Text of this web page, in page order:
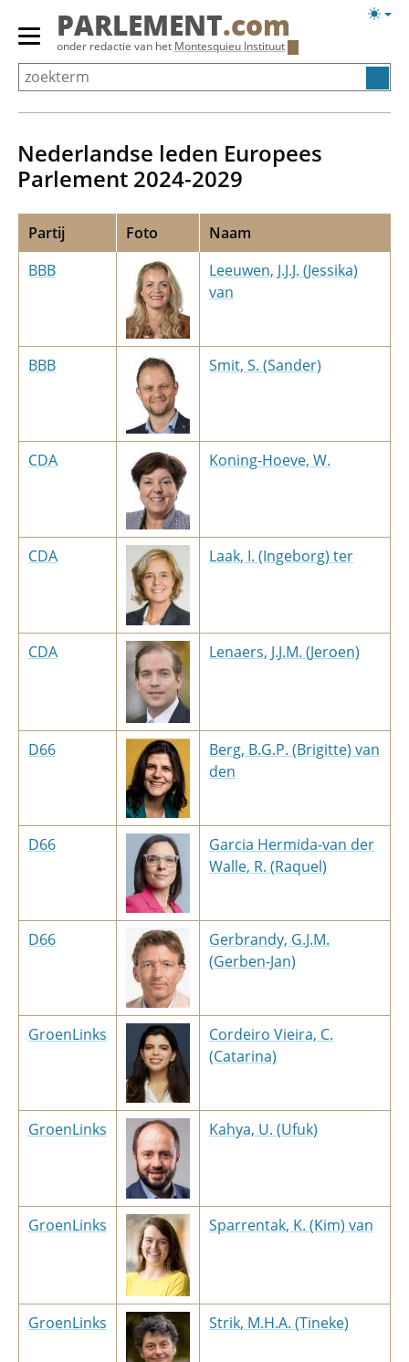
Overslaan
Primair
menu
tonen/verbergen
PARLEMENT.com
onder redactie van het Montesquieu Instituut
Nederlandse leden Europees
Parlement 2024-2029
Partij Foto
Naam
BBB
Leeuwen, J.J.J. (Jessika)
van
BBB Smit, S. (Sander)
CDA Koning-Hoeve, W.
CDA Laak, I. (Ingeborg) ter
CDA Lenaers, J.J.M. (Jeroen)
D66
Berg, B.G.P. (Brigitte) van
den
D66
Garcia Hermida-van der
Walle, R. (Raquel)
D66
Gerbrandy, G.J.M.
(Gerben-Jan)
GroenLinks
Cordeiro Vieira, C.
(Catarina)
GroenLinks Kahya, U. (Ufuk)
GroenLinks Sparrentak, K. (Kim) van
GroenLinks Strik, M.H.A. (Tineke)